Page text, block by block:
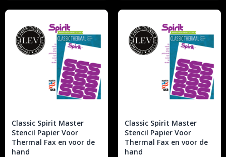
Classic Spirit Master
Stencil Papier Voor
Thermal Fax en voor de
hand
Classic Spirit Master
Stencil Papier Voor
Thermal Fax en voor de
hand